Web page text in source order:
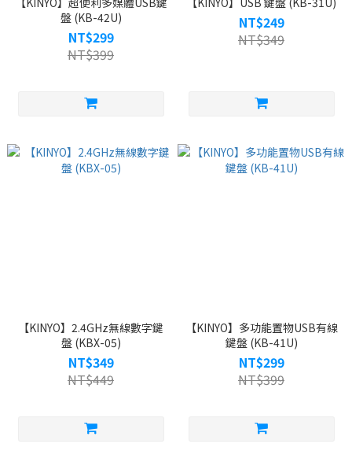
盤 (KB-42U)
NT$299
NT$399
NT$249
NT$349
【KINYO】2.4GHz無線數字鍵
盤 (KBX-05)
NT$349
NT$449
【KINYO】多功能置物USB有線
鍵盤 (KB-41U)
NT$299
NT$399